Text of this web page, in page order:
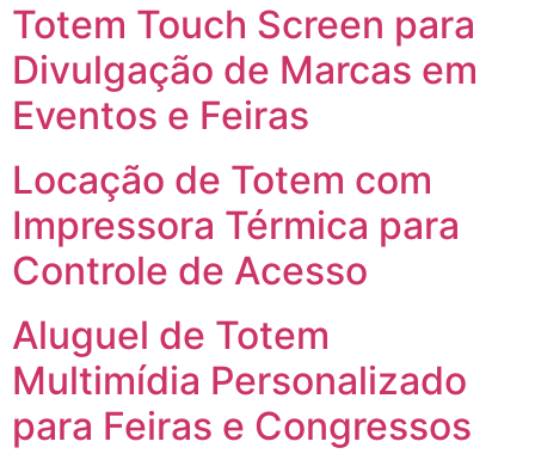
Totem Touch Screen para
Divulgação de Marcas em
Eventos e Feiras
Locação de Totem com
Impressora Térmica para
Controle de Acesso
Aluguel de Totem
Multimídia Personalizado
para Feiras e Congressos